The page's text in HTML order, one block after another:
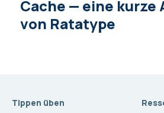
Cache — eine kurze
von Ratatype
Tippen üben